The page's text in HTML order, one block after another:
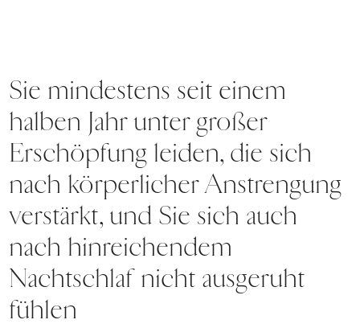
Sie mindestens seit einem
halben Jahr unter großer
Erschöpfung leiden, die sich
nach körperlicher Anstrengung
verstärkt, und Sie sich auch
nach hinreichendem
Nachtschlaf nicht ausgeruht
fühlen